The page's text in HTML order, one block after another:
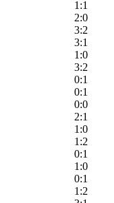
1:1
2:0
3:2
3:1
1:0
3:2
0:1
0:1
0:0
2:1
1:0
1:2
0:1
1:0
0:1
1:2